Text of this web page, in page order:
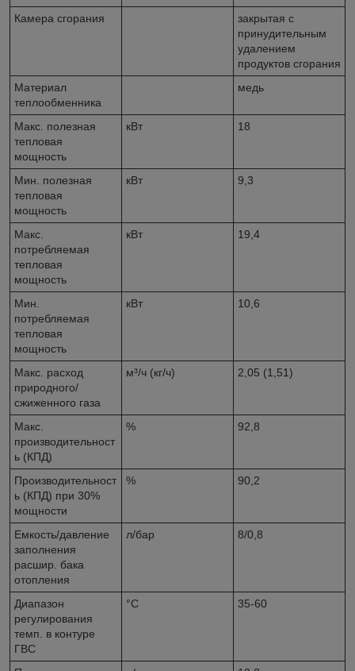
Камера сгорания
закрытая с
принудительным
удалением
продуктов сгорания
Материал
теплообменника
медь
Макс. полезная
тепловая
мощность
кВт 18
Мин. полезная
тепловая
мощность
кВт 9,3
Макс.
потребляемая
тепловая
мощность
кВт 19,4
Мин.
потребляемая
тепловая
мощность
кВт 10,6
Макс. расход
природного/
сжиженного газа
м³/ч (кг/ч) 2,05 (1,51)
Макс.
производительност
ь (КПД)
% 92,8
Производительност
ь (КПД) при 30%
мощности
% 90,2
Емкость/давление
заполнения
расшир. бака
отопления
л/бар 8/0,8
Диапазон
регулирования
темп. в контуре
ГВС
°С 35-60